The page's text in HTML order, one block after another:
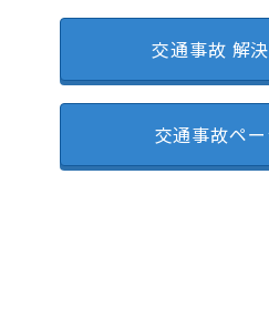
交通事故 解
交通事故ペ